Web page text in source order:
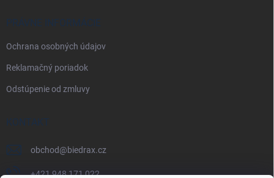
PRÁVNE INFORMÁCIE
Ochrana osobných údajov
Reklamačný poriadok
Odstúpenie od zmluvy
KONTAKT
obchod@biedrax.cz
+421 948 171 022